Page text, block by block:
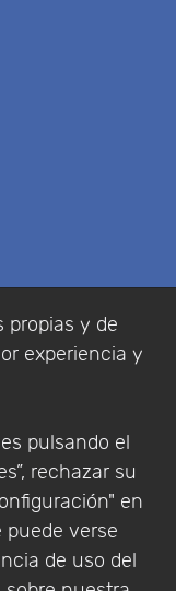
propias y de
experiencia y
pulsando el
rechazar su
en
verse
de uso del
Privacidad |